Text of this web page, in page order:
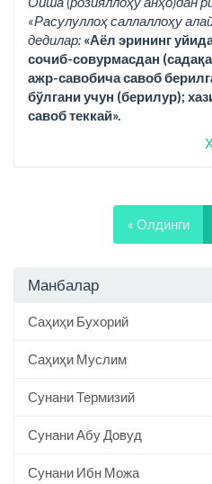
«Расулуллоҳ саллаллоҳу
дедилар: «Аёл эрининг
сочиб-совурмасдан
ажр-савобича савоб
бўлгани учун (берилур);
савоб теккай».
« Олдинги
Манбалар
Саҳиҳи Бухорий
Саҳиҳи Муслим
Сунани Термизий
Сунани Абу Довуд
Сунани Ибн Можа